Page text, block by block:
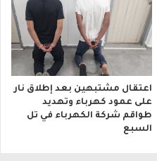
اعتقال مشتبهين بعد إطلاق نار
على عمود كهرباء وتهديد
طواقم شركة الكهرباء في تل
السبع